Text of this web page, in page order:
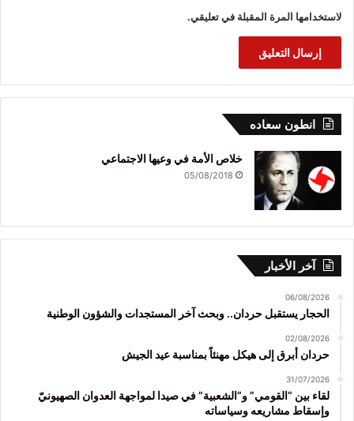
لاستخدامها المرة المقبلة في تعليقي.
انطون سعاده
خلاص الأمة في وعيها الاجتماعي
05/08/2018
آخر الأخبار
06/08/2026
الحجار يستقبل حردان.. وبحث آخر المستجدات والشؤون الوطنية
02/08/2026
حردان أبرق إلى هيكل مهنئاً بمناسبة عيد الجيش
31/07/2026
لقاء بين “القومي” و”الشعبية” في صيدا لمواجهة العدوان الصهيونيّ
وإسقاط مشاريعه وسياساته